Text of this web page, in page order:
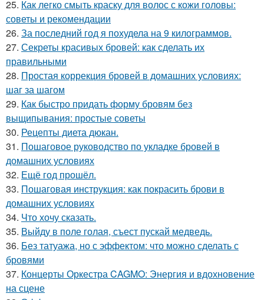
25. Как легко смыть краску для волос с кожи головы:
советы и рекомендации
26. За последний год я похудела на 9 килограммов.
27. Секреты красивых бровей: как сделать их
правильными
28. Простая коррекция бровей в домашних условиях:
шаг за шагом
29. Как быстро придать форму бровям без
выщипывания: простые советы
30. Рецепты диета дюкан.
31. Пошаговое руководство по укладке бровей в
домашних условиях
32. Ещё год прошёл.
33. Пошаговая инструкция: как покрасить брови в
домашних условиях
34. Что хочу сказать.
35. Выйду в поле голая, съест пускай медведь.
36. Без татуажа, но с эффектом: что можно сделать с
бровями
37. Концерты Оркестра CAGMO: Энергия и вдохновение
на сцене